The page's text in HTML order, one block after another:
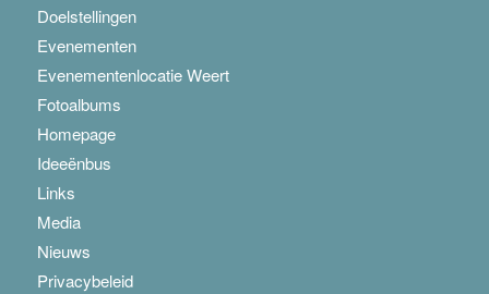
Doelstellingen
Evenementen
Evenementenlocatie Weert
Fotoalbums
Homepage
Ideeënbus
Links
Media
Nieuws
Privacybeleid